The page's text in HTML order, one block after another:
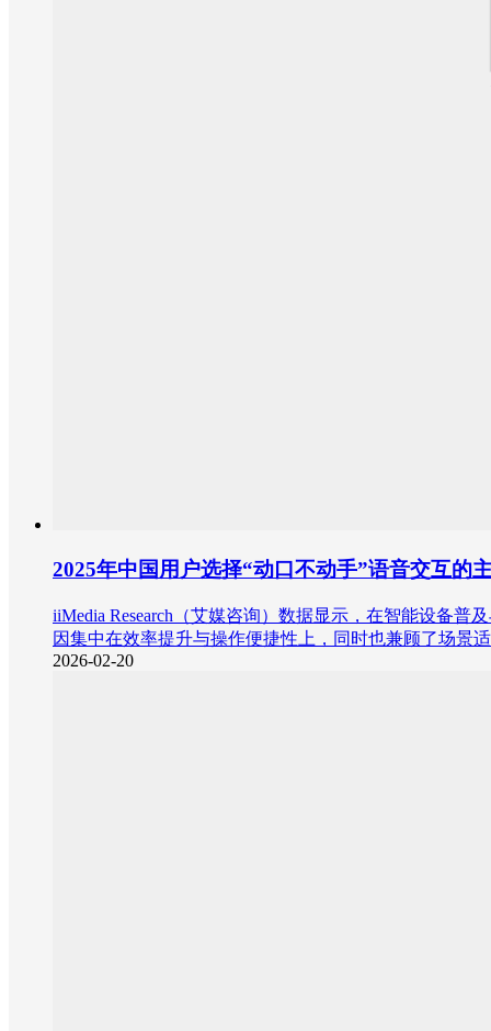
2025年中国用户选择“动口不动手”语音交互的
iiMedia Research（艾媒咨询）数据显示，在智能设备
因集中在效率提升与操作便捷性上，同时也兼顾了场景
2026-02-20